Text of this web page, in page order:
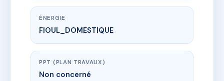
ÉNERGIE
FIOUL_DOMESTIQUE
PPT (PLAN TRAVAUX)
Non concerné